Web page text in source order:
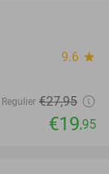
9.6 star
Regulier €27,95
€19,95